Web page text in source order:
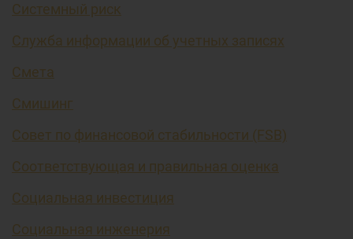
Системный риск
Служба информации об учетных записях
Смета
Смишинг
Совет по финансовой стабильности (FSB)
Соответствующая и правильная оценка
Социальная инвестиция
Социальная инженерия